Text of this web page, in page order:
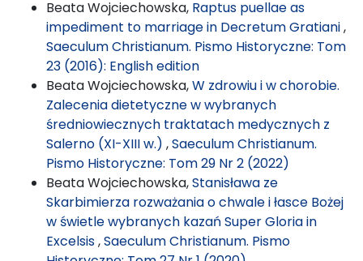
Beata Wojciechowska, Raptus puellae as
impediment to marriage in Decretum Gratiani,
Saeculum Christianum. Pismo Historyczne: Tom
23 (2016): English edition
Beata Wojciechowska,W zdrowiu i w chorobie.
Zalecenia dietetyczne w wybranych
średniowiecznych traktatach medycznych z
Salerno (XI-XIII w.) ,Saeculum Christianum.
Pismo Historyczne: Tom 29 Nr 2 (2022)
Beata Wojciechowska,Stanisława ze
Skarbimierza rozważania o chwale i łasce Bożej
w świetle wybranych kazań Super Gloria in
Excelsis,Saeculum Christianum. Pismo